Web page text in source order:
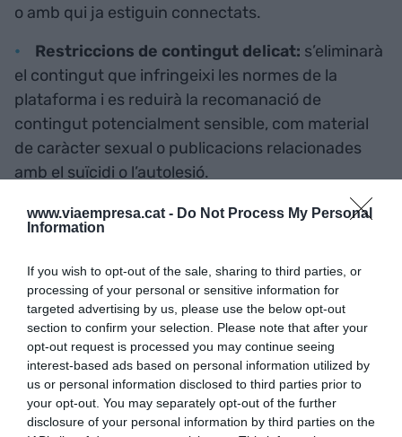
www.viaempresa.cat - Do Not Process My Personal
Information
If you wish to opt-out of the sale, sharing to third parties, or
processing of your personal or sensitive information for
targeted advertising by us, please use the below opt-out
section to confirm your selection. Please note that after your
opt-out request is processed you may continue seeing
interest-based ads based on personal information utilized by
us or personal information disclosed to third parties prior to
your opt-out. You may separately opt-out of the further
disclosure of your personal information by third parties on the
o amb qui ja estiguin connectats.
Restriccions de contingut delicat: s’eliminarà
el contingut que infringeixi les normes de la
plataforma i es reduirà la recomanació de
contingut potencialment sensible, com material
de caràcter sexual o publicacions relacionades
amb el suïcidi o l’autolesió.
Interaccions limitades:els adolescents
només podran ser etiquetats o mencionats per
automàticament la versió més restrictiva de
Paraules Restringides , que filtra comentaris i
missatges directes amb llenguatge ofensiu per
combatre el bullying (assetjament).
Recordatoris de límit de temps:rebran
notificacions que els avisaran quan hagin passat